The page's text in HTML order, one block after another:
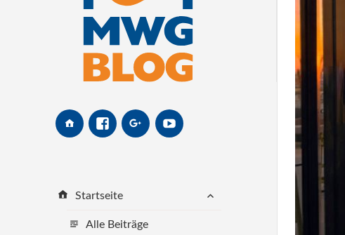
MWG-
Website
FacebookGoogle+Youtube
Startseite
untermenü
Alle Beiträge